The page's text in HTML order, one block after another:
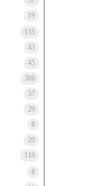
19
135
43
45
386
57
29
8
20
110
8